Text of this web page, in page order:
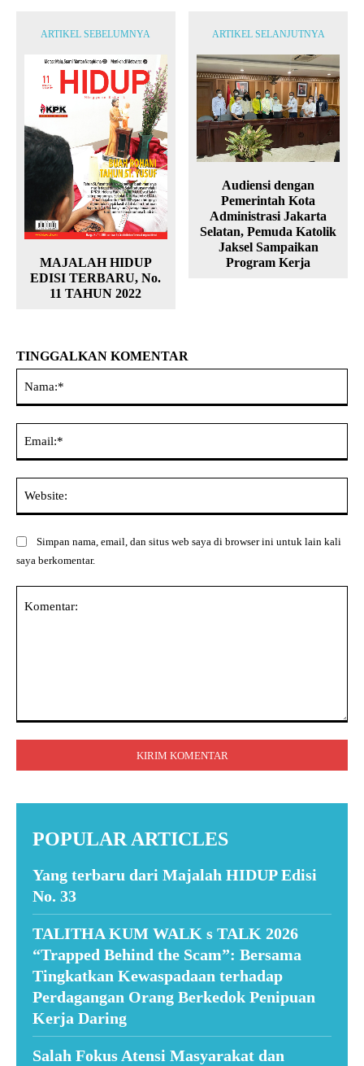
ARTIKEL SEBELUMNYA
MAJALAH HIDUP
EDISI TERBARU, No.
11 TAHUN 2022
ARTIKEL SELANJUTNYA
Audiensi dengan
Pemerintah Kota
Administrasi Jakarta
Selatan, Pemuda Katolik
Jaksel Sampaikan
Program Kerja
TINGGALKAN KOMENTAR
Simpan nama, email, dan situs web saya di browser ini untuk lain kali
saya berkomentar.
POPULAR ARTICLES
Yang terbaru dari Majalah HIDUP Edisi
No. 33
TALITHA KUM WALK s TALK 2026
“Trapped Behind the Scam”: Bersama
Tingkatkan Kewaspadaan terhadap
Perdagangan Orang Berkedok Penipuan
Kerja Daring
Salah Fokus Atensi Masyarakat dan